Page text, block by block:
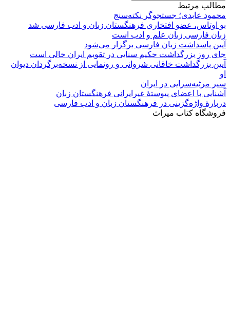
مطالب مرتبط
محمود عابدی؛ جستجوگر نکته‌سنج
بو اوتاس، عضو افتخاری فرهنگستان زبان و ادب فارسی شد
زبان فارسی زبان علم و ادب است
آیین پاسداشت زبان فارسی برگزار می‌شود
جای روز بزرگداشت حکیم سنایی در تقویم ایران خالی است
آیین بزرگداشت خاقانی شروانی و رونمایی از نسخه‌برگردان دیوان
او
سیر مرثیه‌سرایی در ایران
آشنایی با اعضای پیوستۀ غیرایرانی فرهنگستان زبان
دربارۀ واژه‌گزینی در فرهنگستان زبان و ادب فارسی
فروشگاه کتاب میراث